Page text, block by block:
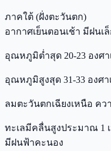
ภาคใต้ (ฝั่งตะวันตก)
อากาศเย็นตอนเช้า มีฝนเ
อุณหภูมิต่ำสุด 20-23 องศา
อุณหภูมิสูงสุด 31-33 องศา
ลมตะวันตกเฉียงเหนือ คว
ทะเลมีคลื่นสูงประมาณ 1
มีฝนฟ้าคะนอง